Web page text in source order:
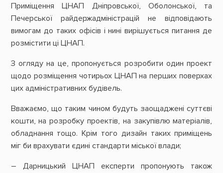
Приміщення ЦНАП Дніпровської, Оболонської, та
Печерської райдержадміністрацій не відповідають
вимогам до таких офісів і нині вирішується питання де
розмістити ці ЦНАП.
З огляду на це, пропонується розробити один проект
щодо розміщення чотирьох ЦНАП на перших поверхах
цих адміністративних будівель.
Вважаємо, що таким чином будуть заощаджені суттєві
кошти, на розробку проектів, на закупівлю матеріалів,
обладнання тощо. Крім того дизайн таких приміщень
міг би врахувати єдині стандарти міської влади;
– Дарницький ЦНАП експерти пропонують також